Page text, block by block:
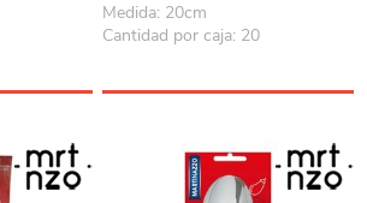
Medida: 20cm
Cantidad por caja: 20